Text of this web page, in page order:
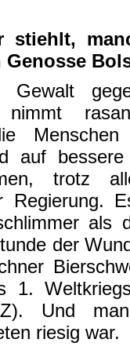
stiehlt,
Genosse
Gewalt
nimmt
auf
trotz
Regierung.
als
der
1.
Und
riesig war.